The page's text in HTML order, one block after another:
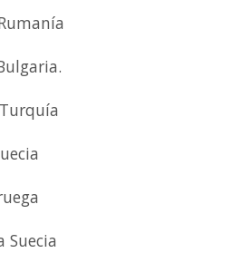
Suecia